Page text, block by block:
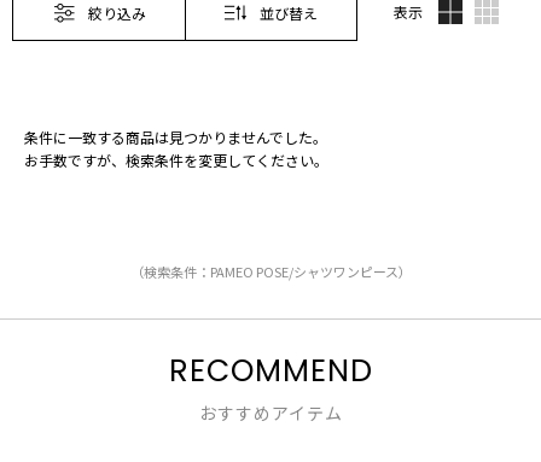
絞り込み 並び替え 表示
条件に一致する商品は見つかりませんでした。
お手数ですが、検索条件を変更してください。
（検索条件：PAMEO POSE/シャツワンピース）
RECOMMEND
おすすめアイテム